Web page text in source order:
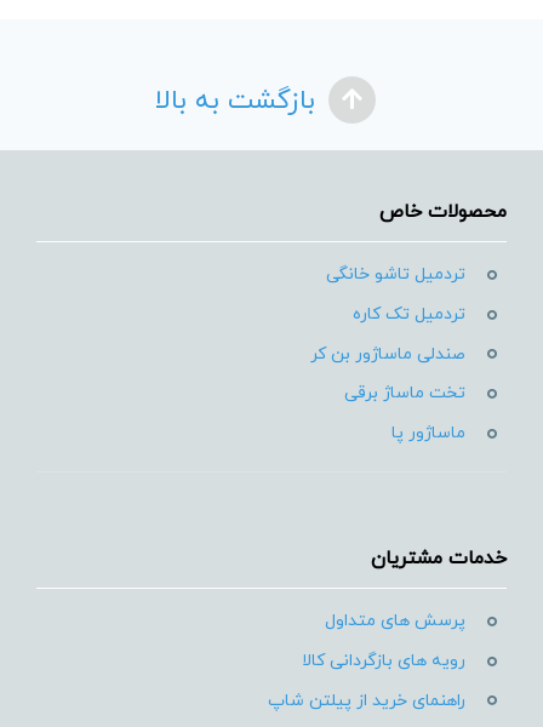
بازگشت به بالا
محصولات خاص
تردمیل تاشو خانگی
تردمیل تک کاره
صندلی ماساژور بن کر
تخت ماساژ برقی
ماساژور پا
خدمات مشتریان
پرسش های متداول
رویه های بازگردانی کالا
راهنمای خرید از پیلتن شاپ